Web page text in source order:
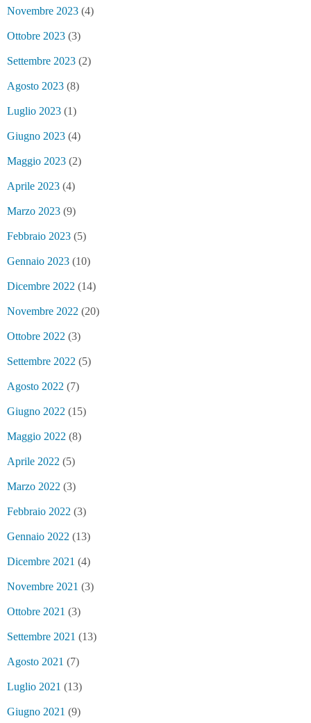
Novembre 2023 (4)
Ottobre 2023 (3)
Settembre 2023 (2)
Agosto 2023 (8)
Luglio 2023 (1)
Giugno 2023 (4)
Maggio 2023 (2)
Aprile 2023 (4)
Marzo 2023 (9)
Febbraio 2023 (5)
Gennaio 2023 (10)
Dicembre 2022 (14)
Novembre 2022 (20)
Ottobre 2022 (3)
Settembre 2022 (5)
Agosto 2022 (7)
Giugno 2022 (15)
Maggio 2022 (8)
Aprile 2022 (5)
Marzo 2022 (3)
Febbraio 2022 (3)
Gennaio 2022 (13)
Dicembre 2021 (4)
Novembre 2021 (3)
Ottobre 2021 (3)
Settembre 2021 (13)
Agosto 2021 (7)
Luglio 2021 (13)
Giugno 2021 (9)